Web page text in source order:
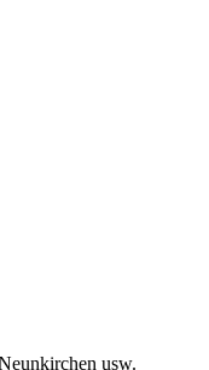
usw.